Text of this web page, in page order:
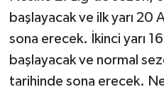
başlayacak ve ilk yarı 20
sona erecek. İkinci yarı
başlayacak ve normal
tarihinde sona erecek.